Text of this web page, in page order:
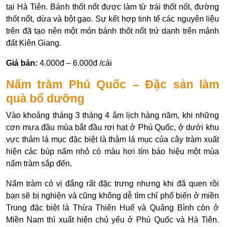
tại Hà Tiên. Bánh thốt nốt được làm từ trái thốt nốt, đường
thốt nốt, dừa và bột gạo. Sự kết hợp tinh tế các nguyên liệu
trên đã tạo nên một món bánh thốt nốt trứ danh trên mảnh
đất Kiên Giang.
Giá bán: 4.000đ – 6.000đ /cái
Nấm tràm Phú Quốc – Đặc sản làm
quà bổ dưỡng
Vào khoảng tháng 3 tháng 4 âm lịch hàng năm, khi những
cơn mưa đầu mùa bắt đầu rơi hạt ở Phú Quốc, ở dưới khu
vực thảm lá mục đặc biệt là thảm lá mục của cây tràm xuất
hiện các búp nấm nhỏ có màu hơi tím báo hiệu một mùa
nấm tràm sắp đến.
Nấm tràm có vị đắng rất đặc trưng nhưng khi đã quen rồi
bạn sẽ bị nghiện và cũng không dễ tìm chỉ phổ biến ở miền
Trung đặc biệt là Thừa Thiên Huế và Quảng Bình còn ở
Miền Nam thì xuất hiện chủ yếu ở Phú Quốc và Hà Tiên.